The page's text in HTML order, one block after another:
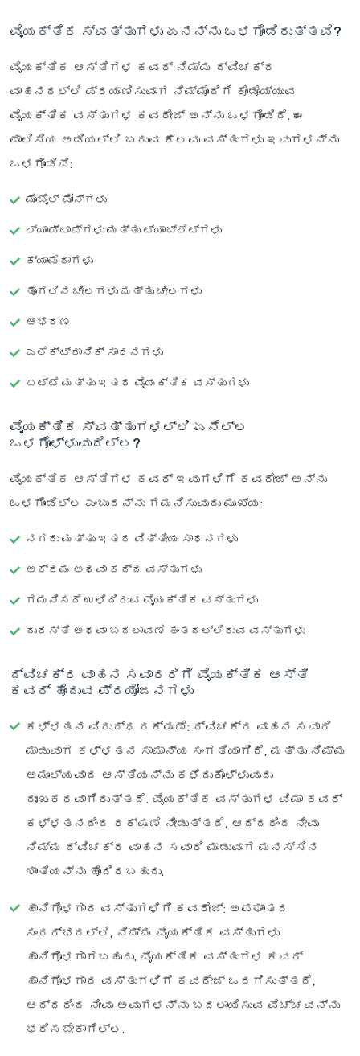
ವೈಯಕ್ತಿಕ ಸ್ವತ್ತುಗಳು ಏನನ್ನು ಒಳಗೊಂಡಿರುತ್ತವೆ?
ವೈಯಕ್ತಿಕ ಆಸ್ತಿಗಳ ಕವರ್ ನಿಮ್ಮ ದ್ವಿಚಕ್ರ
ವಾಹನದಲ್ಲಿ ಪ್ರಯಾಣಿಸುವಾಗ ನಿಮ್ಮೊಂದಿಗೆ ಕೊಂಡೊಯ್ಯುವ
ವೈಯಕ್ತಿಕ ವಸ್ತುಗಳ ಕವರೇಜ್ ಅನ್ನು ಒಳಗೊಂಡಿದೆ. ಈ
ಪಾಲಿಸಿಯ ಅಡಿಯಲ್ಲಿ ಬರುವ ಕೆಲವು ವಸ್ತುಗಳು ಇವುಗಳನ್ನು
ಒಳಗೊಂಡಿವೆ:
ಮೊಬೈಲ್ ಫೋನ್‌ಗಳು
ಲ್ಯಾಪ್‌ಟಾಪ್‌ಗಳು ಮತ್ತು ಟ್ಯಾಬ್ಲೆಟ್‌ಗಳು
ಕ್ಯಾಮೆರಾಗಳು
ತೊಗಲಿನ ಚೀಲಗಳು ಮತ್ತು ಚೀಲಗಳು
ಆಭರಣ
ಎಲೆಕ್ಟ್ರಾನಿಕ್ ಸಾಧನಗಳು
ಬಟ್ಟೆ ಮತ್ತು ಇತರ ವೈಯಕ್ತಿಕ ವಸ್ತುಗಳು
ವೈಯಕ್ತಿಕ ಸ್ವತ್ತುಗಳಲ್ಲಿ ಏನೆಲ್ಲ
ಒಳಗೊಳ್ಳುವುದಿಲ್ಲ?
ವೈಯಕ್ತಿಕ ಆಸ್ತಿಗಳ ಕವರ್ ಇವುಗಳಿಗೆ ಕವರೇಜ್ ಅನ್ನು
ಒಳಗೊಂಡಿಲ್ಲ ಎಂಬುದನ್ನು ಗಮನಿಸುವುದು ಮುಖ್ಯ:
ನಗದು ಮತ್ತು ಇತರ ವಿತ್ತೀಯ ಸಾಧನಗಳು
ಅಕ್ರಮ ಅಥವಾ ಕದ್ದ ವಸ್ತುಗಳು
ಗಮನಿಸದೆ ಉಳಿದಿರುವ ವೈಯಕ್ತಿಕ ವಸ್ತುಗಳು
ದುರಸ್ತಿ ಅಥವಾ ಬದಲಾವಣೆ ಹಂತದಲ್ಲಿರುವ ವಸ್ತುಗಳು
ದ್ವಿಚಕ್ರ ವಾಹನ ಸವಾರರಿಗೆ ವೈಯಕ್ತಿಕ ಆಸ್ತಿ
ಕವರ್ ಹೊಂದುವ ಪ್ರಯೋಜನಗಳು
ಕಳ್ಳತನ ವಿರುದ್ಧ ರಕ್ಷಣೆ: ದ್ವಿಚಕ್ರ ವಾಹನ ಸವಾರಿ
ಮಾಡುವಾಗ ಕಳ್ಳತನ ಸಾಮಾನ್ಯ ಸಂಗತಿಯಾಗಿದೆ, ಮತ್ತು ನಿಮ್ಮ
ಅಮೂಲ್ಯವಾದ ಆಸ್ತಿಯನ್ನು ಕಳೆದುಕೊಳ್ಳುವುದು
ದುಃಖಕರವಾಗಿರುತ್ತದೆ. ವೈಯಕ್ತಿಕ ವಸ್ತುಗಳ ವಿಮಾ ಕವರ್
ಕಳ್ಳತನದಿಂದ ರಕ್ಷಣೆ ನೀಡುತ್ತದೆ, ಆದ್ದರಿಂದ ನೀವು
ನಿಮ್ಮ ದ್ವಿಚಕ್ರ ವಾಹನ ಸವಾರಿ ಮಾಡುವಾಗ ಮನಸ್ಸಿನ
ಶಾಂತಿಯನ್ನು ಹೊಂದಿರಬಹುದು.
ಹಾನಿಗೊಳಗಾದ ವಸ್ತುಗಳಿಗೆ ಕವರೇಜ್: ಅಪಘಾತದ
ಸಂದರ್ಭದಲ್ಲಿ, ನಿಮ್ಮ ವೈಯಕ್ತಿಕ ವಸ್ತುಗಳು
ಹಾನಿಗೊಳಗಾಗಬಹುದು. ವೈಯಕ್ತಿಕ ವಸ್ತುಗಳ ಕವರ್
ಹಾನಿಗೊಳಗಾದ ವಸ್ತುಗಳಿಗೆ ಕವರೇಜ್ ಒದಗಿಸುತ್ತದೆ,
ಆದ್ದರಿಂದ ನೀವು ಅವುಗಳನ್ನು ಬದಲಾಯಿಸುವ ವೆಚ್ಚವನ್ನು
ಭರಿಸಬೇಕಾಗಿಲ್ಲ.